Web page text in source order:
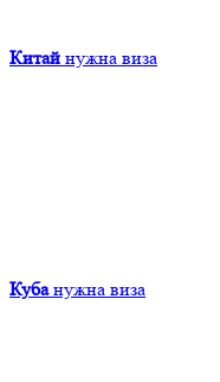
Китай нужна виза
Куба нужна виза